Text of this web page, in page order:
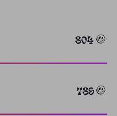
804
789